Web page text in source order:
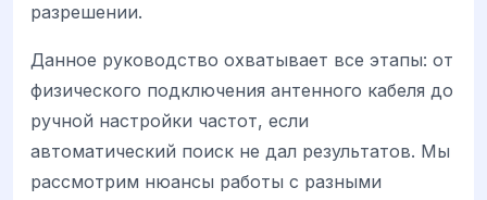
разрешении.
Данное руководство охватывает все этапы: от
физического подключения антенного кабеля до
ручной настройки частот, если
автоматический поиск не дал результатов. Мы
рассмотрим нюансы работы с разными